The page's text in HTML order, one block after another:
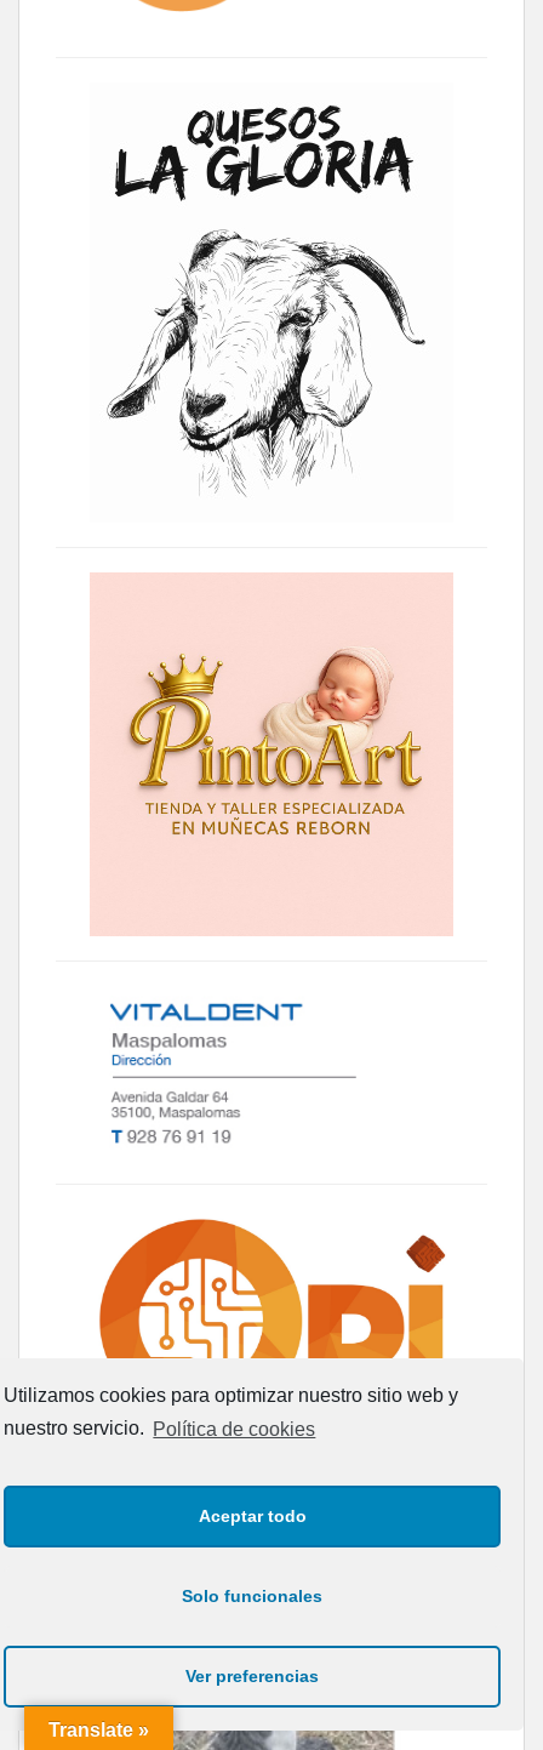
Utilizamos cookies para optimizar nuestro sitio web y
nuestro servicio. Política de cookies
Aceptar todo
Solo funcionales
Ver preferencias
abandones y cuídale responsablemente. Difunde aquí un
animal perdido o en adopción, subiéndolo a Leales.org
Translate »